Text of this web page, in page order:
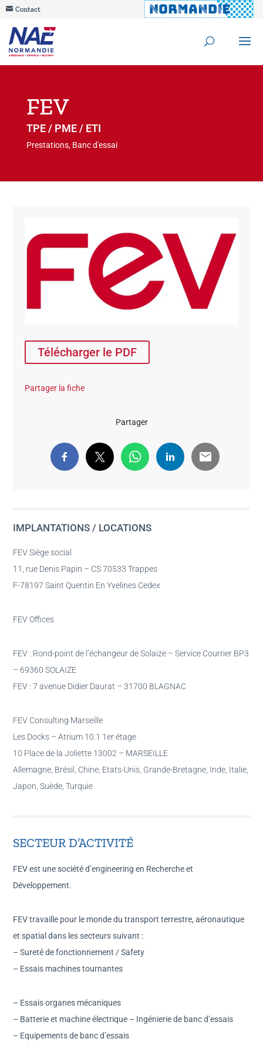
Contact
FEV
TPE / PME / ETI
Prestations, Banc d'essai
Télécharger le PDF
Partager la fiche
Partager
IMPLANTATIONS / LOCATIONS
FEV Siège social
11, rue Denis Papin – CS 70533 Trappes
F-78197 Saint Quentin En Yvelines Cedex
FEV Offices
FEV : Rond-point de l’échangeur de Solaize – Service Courrier BP3
– 69360 SOLAIZE
FEV : 7 avenue Didier Daurat – 31700 BLAGNAC
FEV Consulting Marseille
Les Docks – Atrium 10.1 1er étage
10 Place de la Joliette 13002 – MARSEILLE
Allemagne, Brésil, Chine, Etats-Unis, Grande-Bretagne, Inde, Italie,
Japon, Suède, Turquie
SECTEUR D’ACTIVITÉ
FEV est une société d’engineering en Recherche et
Développement.
FEV travaille pour le monde du transport terrestre, aéronautique
et spatial dans les secteurs suivant :
– Sureté de fonctionnement / Safety
– Essais machines tournantes
– Essais organes mécaniques
– Batterie et machine électrique – Ingénierie de banc d’essais
– Equipements de banc d’essais